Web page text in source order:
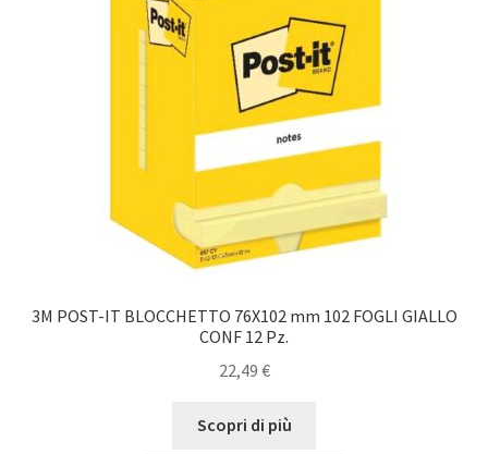
3M POST-IT BLOCCHETTO 76X102 mm 102 FOGLI GIALLO
CONF 12 Pz.
22,49 €
Scopri di più